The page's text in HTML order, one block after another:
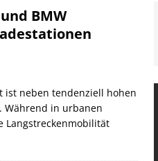
BMW
ist neben tendenziell hohen
Während in urbanen
Langstreckenmobilität